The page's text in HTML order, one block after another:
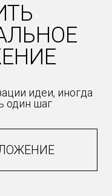
идеи, иногда
один шаг